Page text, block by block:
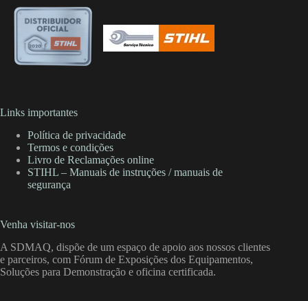
Links importantes
Política de privacidade
Termos e condições
Livro de Reclamações online
STIHL – Manuais de instruções / manuais de
segurança
Venha visitar-nos
A SDMAQ, dispõe de um espaço de apoio aos nossos clientes
e parceiros, com Fórum de Exposições dos Equipamentos,
Soluções para Demonstração e oficina certificada.